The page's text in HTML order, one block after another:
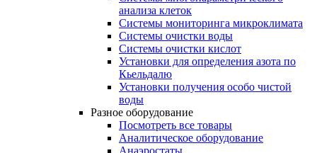
анализа клеток
Системы мониторинга микроклимата
Системы очистки воды
Системы очистки кислот
Установки для определения азота по
Кьельдалю
Установки получения особо чистой
воды
Разное оборудование
Посмотреть все товары
Аналитическое оборудование
Анаэростаты